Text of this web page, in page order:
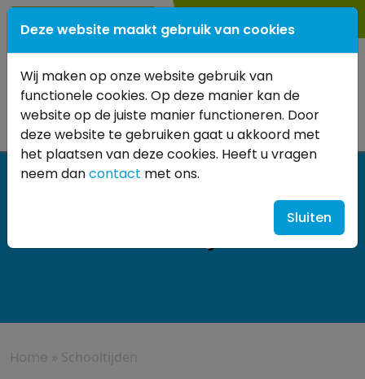
0345- 614 880
Home » Schooltijden
Deze website maakt gebruik van cookies
Wij maken op onze website gebruik van
functionele cookies. Op deze manier kan de
website op de juiste manier functioneren. Door
deze website te gebruiken gaat u akkoord met
het plaatsen van deze cookies. Heeft u vragen
neem dancontact met ons.
Sluiten